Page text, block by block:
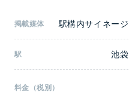
掲載媒体 駅構内サイネージ
駅 池袋
料金（税別）